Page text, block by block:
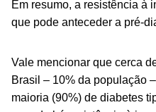
Em resumo, a resistência à
que pode anteceder a pré-
Vale mencionar que cerca
Brasil – 10% da população
maioria (90%) de diabetes